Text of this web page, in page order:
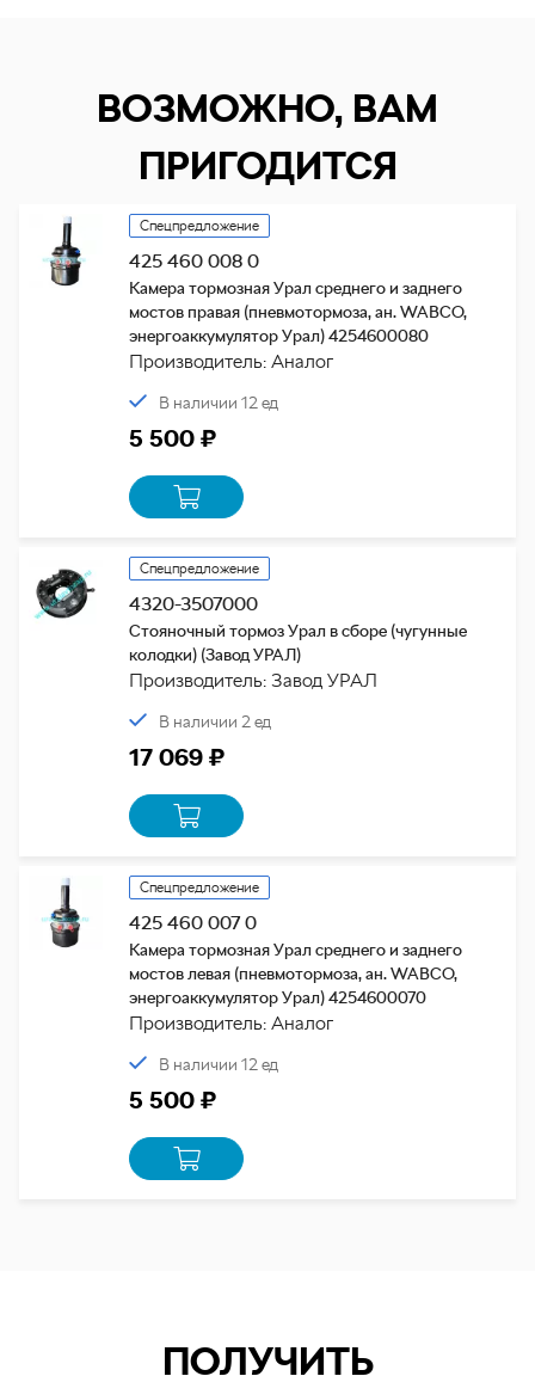
ВОЗМОЖНО, ВАМ
ПРИГОДИТСЯ
Спецпредложение
425 460 008 0
Камера тормозная Урал среднего и заднего
мостов правая (пневмотормоза, ан. WABCO,
энергоаккумулятор Урал) 4254600080
Производитель: Аналог
В наличии 12 ед
5 500 ₽
Спецпредложение
4320-3507000
Стояночный тормоз Урал в сборе (чугунные
колодки) (Завод УРАЛ)
Производитель: Завод УРАЛ
В наличии 2 ед
17 069 ₽
Спецпредложение
425 460 007 0
Камера тормозная Урал среднего и заднего
мостов левая (пневмотормоза, ан. WABCO,
энергоаккумулятор Урал) 4254600070
Производитель: Аналог
В наличии 12 ед
5 500 ₽
ПОЛУЧИТЬ